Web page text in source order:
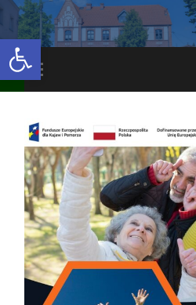
Open toolbar
Toggle
mobile